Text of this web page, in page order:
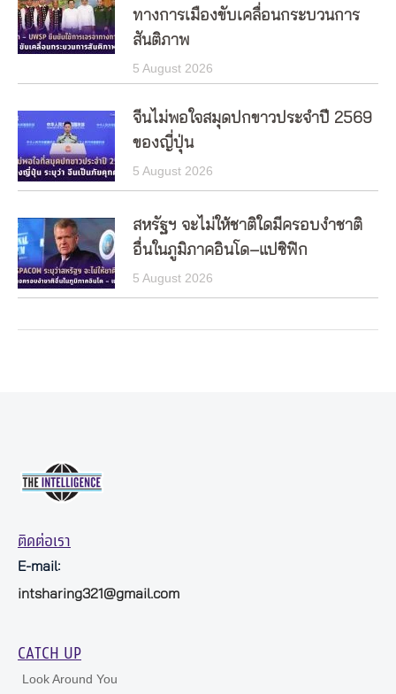
ทางการเมืองขับเคลื่อนกระบวนการ
สันติภาพ
5 August 2026
จีนไม่พอใจสมุดปกขาวประจำปี 2569
ของญี่ปุ่น
5 August 2026
สหรัฐฯ จะไม่ให้ชาติใดมีครอบงำชาติ
อื่นในภูมิภาคอินโด–แปซิฟิก
5 August 2026
ติดต่อเรา
E-mail:
intsharing321@gmail.com
CATCH UP
Look Around You